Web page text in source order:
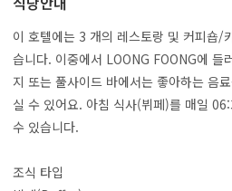
이 호텔에는 3 개의 레스토랑 및 커피숍/
습니다. 이중에서 LOONG FOONG에 들
지 또는 풀사이드 바에서는 좋아하는 음
실 수 있어요. 아침 식사(뷔페)를 매일
수 있습니다.
조식 타입